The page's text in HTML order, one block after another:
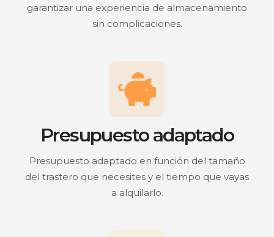
garantizar una experiencia de almacenamiento
sin complicaciones.
Presupuesto adaptado
Presupuesto adaptado en función del tamaño
del trastero que necesites y el tiempo que vayas
a alquilarlo.